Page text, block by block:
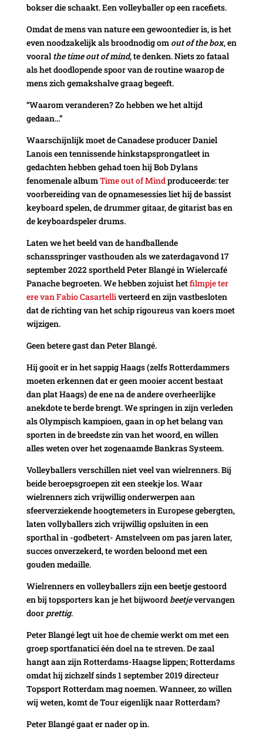
bokser die schaakt. Een volleyballer op een racefiets.
Omdat de mens van nature een gewoontedier is, is het
even noodzakelijk als broodnodig om out of the box, en
vooral the time out of mind, te denken. Niets zo fataal
als het doodlopende spoor van de routine waarop de
mens zich gemakshalve graag begeeft.
“Waarom veranderen? Zo hebben we het altijd
gedaan…”
Waarschijnlijk moet de Canadese producer Daniel
Lanois een tennissende hinkstapsprongatleet in
gedachten hebben gehad toen hij Bob Dylans
fenomenale albumTime out of Mindproduceerde: ter
voorbereiding van de opnamesessies liet hij de bassist
keyboard spelen, de drummer gitaar, de gitarist bas en
de keyboardspeler drums.
Laten we het beeld van de handballende
schansspringer vasthouden als we zaterdagavond 17
september 2022 sportheld Peter Blangé in Wielercafé
Panache begroeten. We hebben zojuist hetfilmpje ter
ere van Fabio Casartelliverteerd en zijn vastbesloten
dat de richting van het schip rigoureus van koers moet
wijzigen.
Geen betere gast dan Peter Blangé.
Hij gooit er in het sappig Haags (zelfs Rotterdammers
moeten erkennen dat er geen mooier accent bestaat
dan plat Haags) de ene na de andere overheerlijke
anekdote te berde brengt. We springen in zijn verleden
als Olympisch kampioen, gaan in op het belang van
sporten in de breedste zin van het woord, en willen
alles weten over het zogenaamde Bankras Systeem.
Volleyballers verschillen niet veel van wielrenners. Bij
beide beroepsgroepen zit een steekje los. Waar
wielrenners zich vrijwillig onderwerpen aan
sfeerverziekende hoogtemeters in Europese gebergten,
laten vollyballers zich vrijwillig opsluiten in een
sporthal in -godbetert- Amstelveen om pas jaren later,
succes onverzekerd, te worden beloond met een
gouden medaille.
Wielrenners en volleyballers zijn een beetje gestoord
en bij topsporters kan je het bijwoord beetjevervangen
door prettig.
Peter Blangé legt uit hoe de chemie werkt om met een
groep sportfanatici één doel na te streven. De zaal
hangt aan zijn Rotterdams-Haagse lippen; Rotterdams
omdat hij zichzelf sinds 1 september 2019 directeur
Topsport Rotterdam mag noemen. Wanneer, zo willen
wij weten, komt de Tour eigenlijk naar Rotterdam?
Peter Blangé gaat er nader op in.